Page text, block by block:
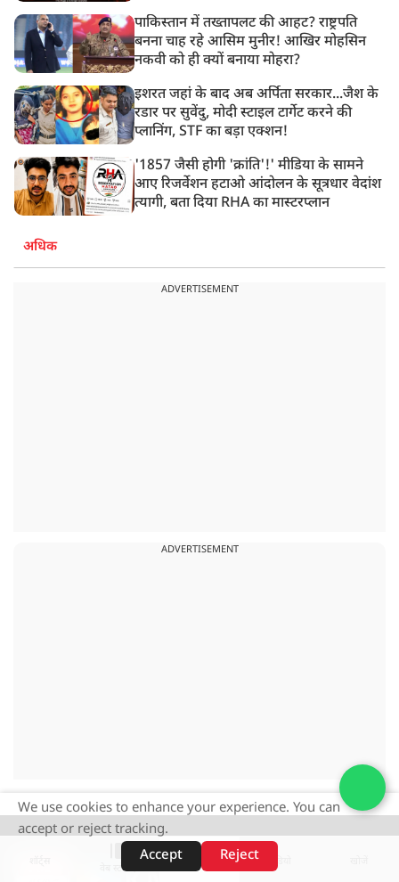
पाकिस्तान में तख्तापलट की आहट? राष्ट्रपति
बनना चाह रहे आसिम मुनीर! आखिर मोहसिन
नकवी को ही क्यों बनाया मोहरा?
इशरत जहां के बाद अब अर्पिता सरकार...जैश के
रडार पर सुवेंदु, मोदी स्टाइल टार्गेट करने की
प्लानिंग, STF का बड़ा एक्शन!
'1857 जैसी होगी 'क्रांति'!' मीडिया के सामने
आए रिजर्वेशन हटाओ आंदोलन के सूत्रधार वेदांश
त्यागी, बता दिया RHA का मास्टरप्लान
अधिक
ADVERTISEMENT
ADVERTISEMENT
वेब स्टोरीज़
We use cookies to enhance your experience. You can
accept or reject tracking.
Accept
Reject